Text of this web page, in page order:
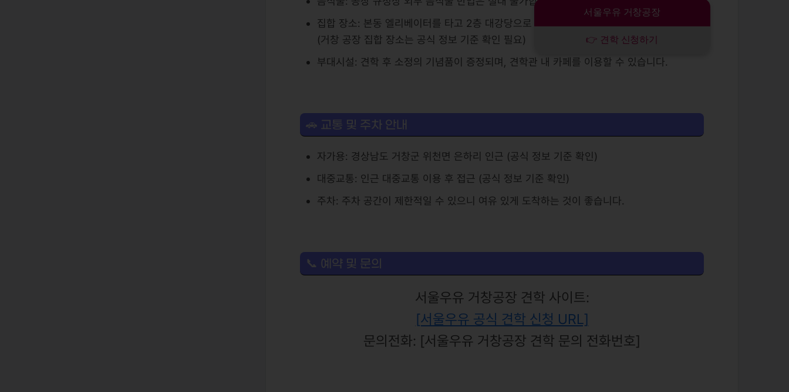
집합 장소: 본동 엘리베이터를 타고 2층 대강당으로 바로 이동하여 안전 안내를 듣습니다.
(거창 공장 집합 장소는 공식 정보 기준 확인 필요)
부대시설: 견학 후 소정의 기념품이 증정되며, 견학관 내 카페를 이용할 수 있습니다.
🚗 교통 및 주차 안내
자가용: 경상남도 거창군 위천면 은하리 인근 (공식 정보 기준 확인)
대중교통: 인근 대중교통 이용 후 접근 (공식 정보 기준 확인)
주차: 주차 공간이 제한적일 수 있으니 여유 있게 도착하는 것이 좋습니다.
📞 예약 및 문의
서울우유 거창공장 견학 사이트:
[서울우유 공식 견학 신청 URL]
문의전화: [서울우유 거창공장 견학 문의 전화번호]
서울우유 거창공장
👉 견학 신청하기